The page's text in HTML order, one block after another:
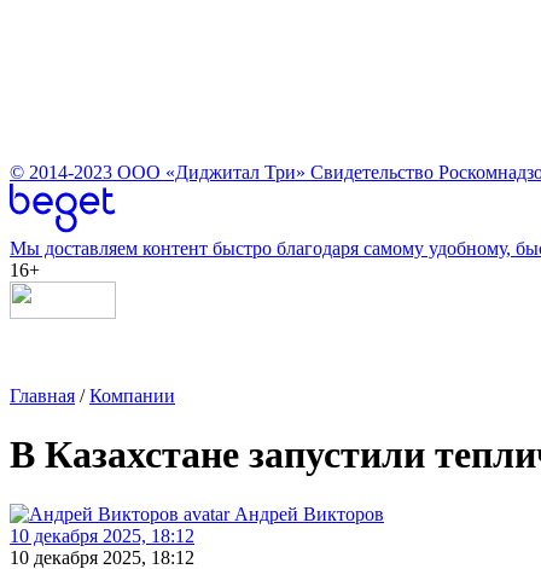
© 2014-2023 ООО «Диджитал Три» Свидетельство
Мы доставляем контент быстро благодаря самому удобному,
16+
Главная /Компании
В Казахстане запустили
Андрей Викторов
10 декабря 2025, 18:12
10 декабря 2025, 18:12